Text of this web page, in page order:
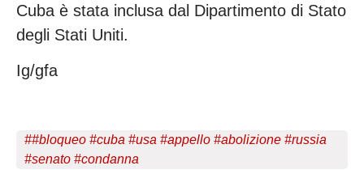
Cuba è stata inclusa dal Dipartimento di Stato
degli Stati Uniti.
Ig/gfa
##bloqueo #cuba #usa #appello #abolizione #russia
#senato #condanna